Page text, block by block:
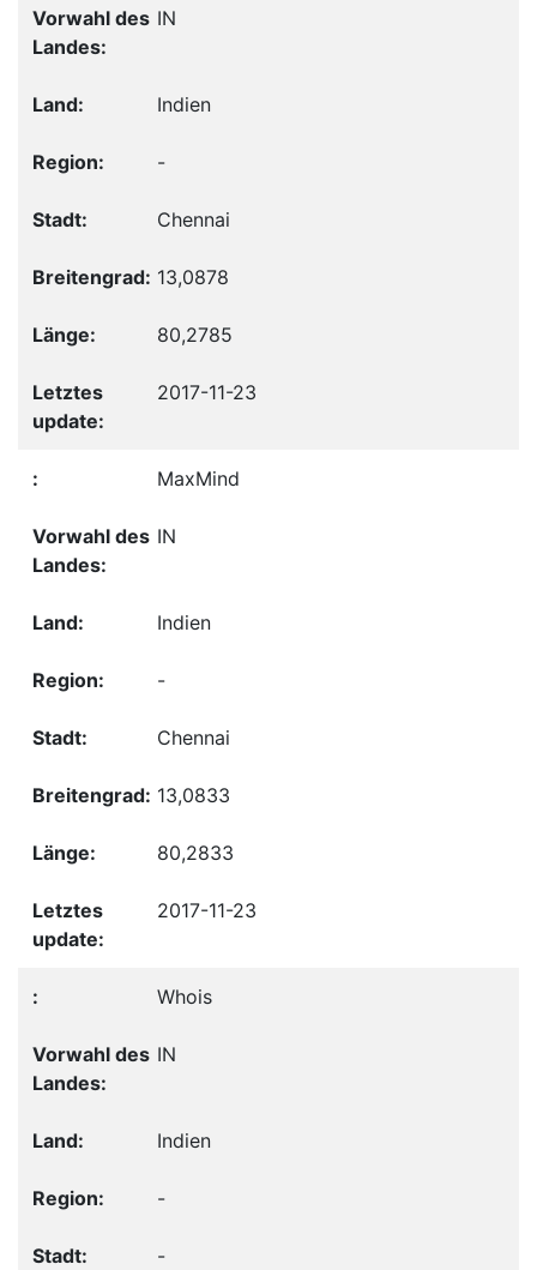
IN
Indien
-
Chennai
13,0878
80,2785
2017-11-23
MaxMind
IN
Indien
-
Chennai
13,0833
80,2833
2017-11-23
Whois
IN
Indien
-
-